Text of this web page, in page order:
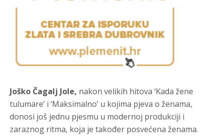
Joško Čagalj Jole, nakon velikih hitova ‘Kada žene
tulumare’ i ‘Maksimalno’ u kojima pjeva o ženama,
donosi još jednu pjesmu u modernoj produkciji i
zaraznog ritma, koja je također posvećena ženama.